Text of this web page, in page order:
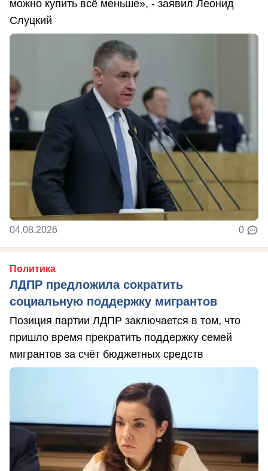
можно купить всё меньше», - заявил Леонид
Слуцкий
04.08.2026 0
Политика
ЛДПР предложила сократить
социальную поддержку мигрантов
Позиция партии ЛДПР заключается в том, что
пришло время прекратить поддержку семей
мигрантов за счёт бюджетных средств